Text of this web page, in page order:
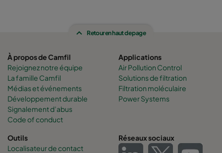
Retour en haut de page
À propos de Camfil
Rejoignez notre équipe
La famille Camfil
Médias et événements
Développement durable
Signalement d’abus
Code of conduct
Applications
Air Pollution Control
Solutions de filtration
Filtration moléculaire
Power Systems
Outils
Localisateur de contact
Réseaux sociaux